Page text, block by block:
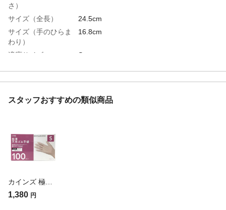
さ）
サイズ（全長）
24.5cm
サイズ（手のひらま
わり）
16.8cm
適応サイズ
S
用途
食品加工・お掃除・園芸など
入数
使用上の注意
スタッフおすすめの類似商品
1,380 円